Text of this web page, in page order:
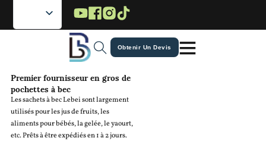
Passer au contenu principal
Passer au pied de page
Obtenir Un Devis
Premier fournisseur en gros de
pochettes à bec
Les sachets à bec Lebei sont largement
utilisés pour les jus de fruits, les
aliments pour bébés, la gelée, le yaourt,
etc. Prêts à être expédiés en 1 à 2 jours.